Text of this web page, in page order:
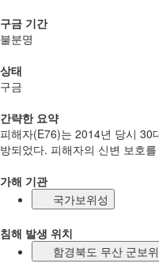
구금 기간
불분명
상태
구금
간략한 요약
피해자(E76)는 2014년 당시 30
방되었다. 피해자의 신변 보호
가해 기관
국가보위성
침해 발생 위치
함경북도 무산 군보